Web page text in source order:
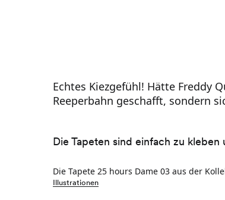
Echtes Kiezgefühl! Hätte Freddy
Reeperbahn geschafft, sondern
Die Tapeten sind einfach zu
Die Tapete 25 hours Dame 03 aus der
Illustrationen